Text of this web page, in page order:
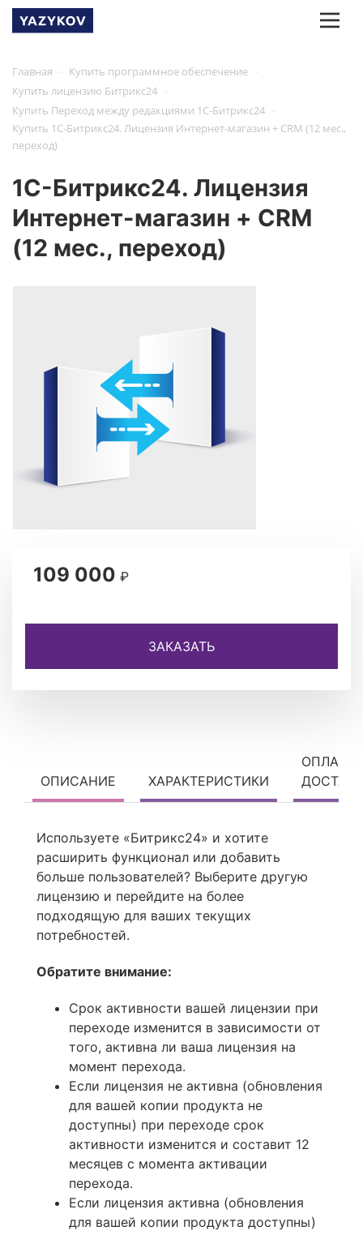
Главная Купить программное обеспечение
Купить лицензию Битрикс24
Купить Переход между редакциями 1С-Битрикс24
Купить 1С-Битрикс24. Лицензия Интернет-магазин + CRM (12 мес.,
переход)
1С-Битрикс24. Лицензия
Интернет-магазин + CRM
(12 мес., переход)
109 000 ₽
ЗАКАЗАТЬ
ОПИСАНИЕ ХАРАКТЕРИСТИКИ
ОПЛАТА
Используете «Битрикс24» и хотите
расширить функционал или добавить
больше пользователей? Выберите другую
лицензию и перейдите на более
подходящую для ваших текущих
потребностей.
Обратите внимание:
Срок активности вашей лицензии при
переходе изменится в зависимости от
того, активна ли ваша лицензия на
момент перехода.
Если лицензия не активна (обновления
для вашей копии продукта не
доступны) при переходе срок
активности изменится и составит 12
месяцев с момента активации
перехода.
Если лицензия активна (обновления
для вашей копии продукта доступны)